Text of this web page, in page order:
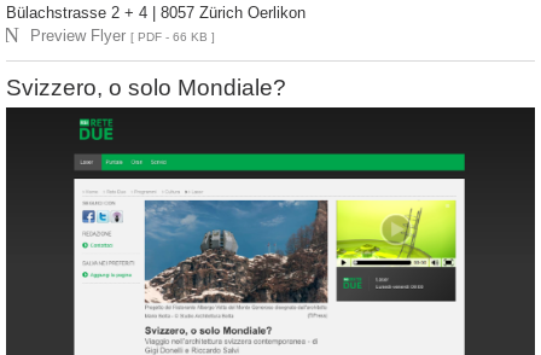
Bülachstrasse 2 + 4 | 8057 Zürich Oerlikon
N Preview Flyer[ PDF - 66 KB ]
Svizzero, o solo Mondiale?